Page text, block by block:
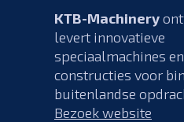
KTB-Machinery
levert innovatieve
speciaalmachines en
constructies voor
buitenlandse
Bezoek website